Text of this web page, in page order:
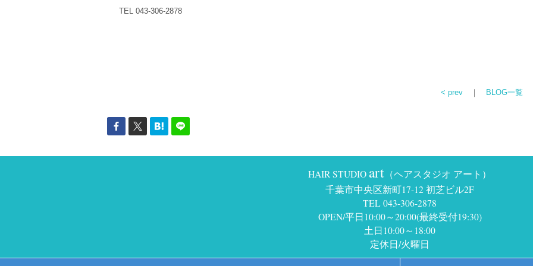
TEL 043-306-2878
< prev ｜ BLOG一覧
HAIR STUDIO art （ヘアスタジオ アート）
千葉市中央区新町17-12 初芝ビル2F
TEL 043-306-2878
OPEN/平日10:00～20:00(最終受付19:30)
土日10:00～18:00
定休日/火曜日